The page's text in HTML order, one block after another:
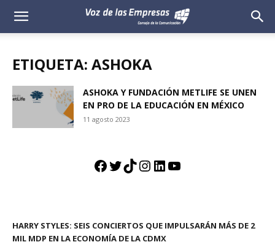
Voz
Empresas
ETIQUETA: ASHOKA
ASHOKA Y FUNDACIÓN METLIFE SE UNEN
EN PRO DE LA EDUCACIÓN EN MÉXICO
11 agosto 2023
Facebook
Twitter
TikTok
Instagram
LinkedIn
YouTube
HARRY STYLES: SEIS CONCIERTOS QUE IMPULSARÁN MÁS DE 2
MIL MDP EN LA ECONOMÍA DE LA CDMX